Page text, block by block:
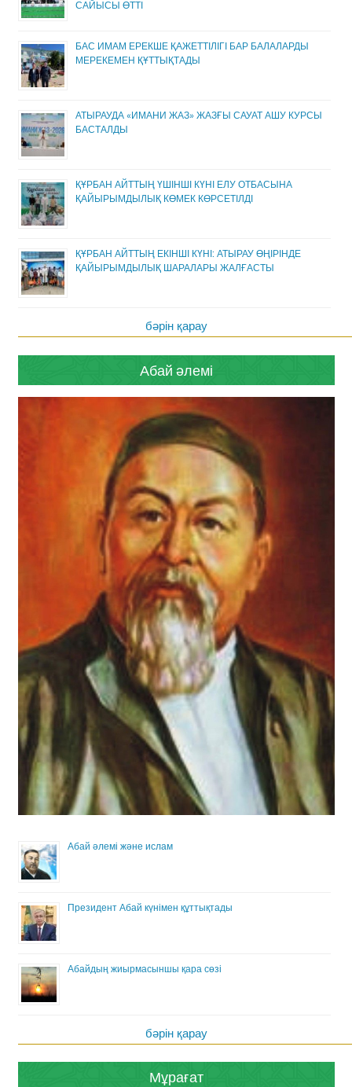
САЙЫСЫ ӨТТІ
БАС ИМАМ ЕРЕКШЕ ҚАЖЕТТІЛІГІ БАР БАЛАЛАРДЫ
МЕРЕКЕМЕН ҚҰТТЫҚТАДЫ
АТЫРАУДА «ИМАНИ ЖАЗ» ЖАЗҒЫ САУАТ АШУ КУРСЫ
БАСТАЛДЫ
ҚҰРБАН АЙТТЫҢ ҮШІНШІ КҮНІ ЕЛУ ОТБАСЫНА
ҚАЙЫРЫМДЫЛЫҚ КӨМЕК КӨРСЕТІЛДІ
ҚҰРБАН АЙТТЫҢ ЕКІНШІ КҮНІ: АТЫРАУ ӨҢІРІНДЕ
ҚАЙЫРЫМДЫЛЫҚ ШАРАЛАРЫ ЖАЛҒАСТЫ
бәрін қарау
Абай әлемі
Абай әлемі және ислам
Президент Абай күнімен құттықтады
Абайдың жиырмасыншы қара сөзі
бәрін қарау
Мұрағат